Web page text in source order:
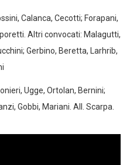
Calanca, Cecotti; Forapani,
Altri convocati: Malagutti,
Gerbino, Beretta, Larhrib,
Ugge, Ortolan, Bernini;
Gobbi, Mariani. All. Scarpa.